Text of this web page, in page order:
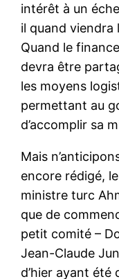
intérêt à un
il quand viendra
Quand le
devra être
les moyens
permettant au
d’accomplir sa
Mais
encore rédigé,
ministre turc
que de
petit comité –
Jean-Claude
d’hier ayant été